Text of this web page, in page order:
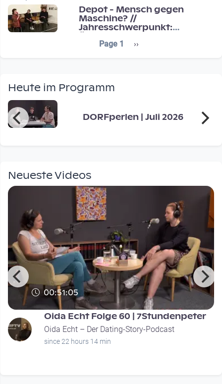
Depot - Mensch gegen
Maschine? //
Jahresschwerpunkt:
Seitennummerierung
Page 1 Next page
››
Heute im Programm
DORFperlen | Juli 2026
Neueste Videos
00:51:05
Oida Echt Folge 60 | 7Stundenpeter
Oida Echt – Der Dating-Story-Podcast
since 22 hours 14 min